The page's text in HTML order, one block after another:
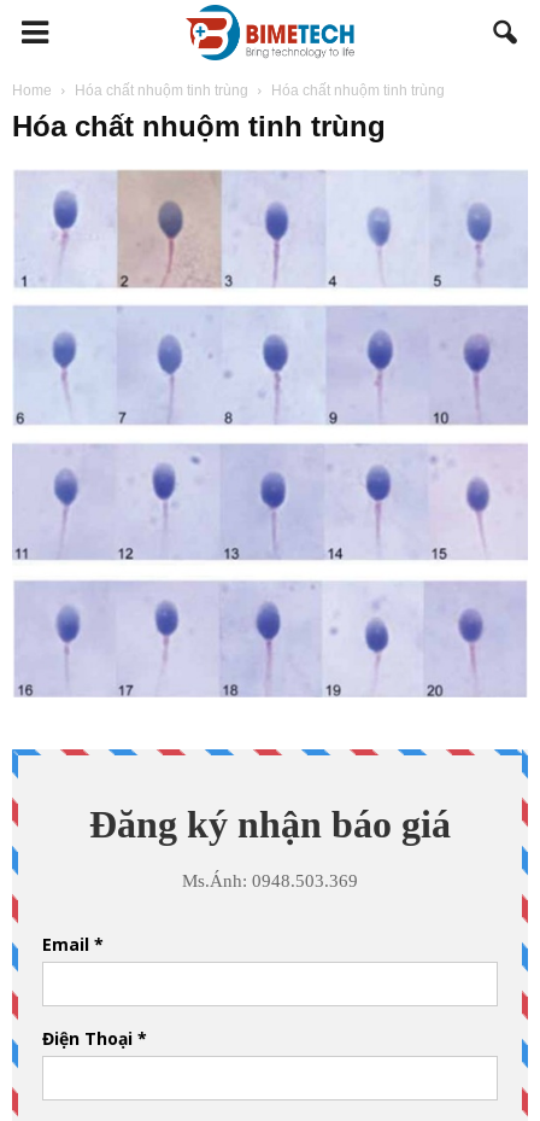
BIMETECH
Home Hóa chất nhuộm tinh trùng Hóa chất nhuộm tinh trùng
Hóa chất nhuộm tinh trùng